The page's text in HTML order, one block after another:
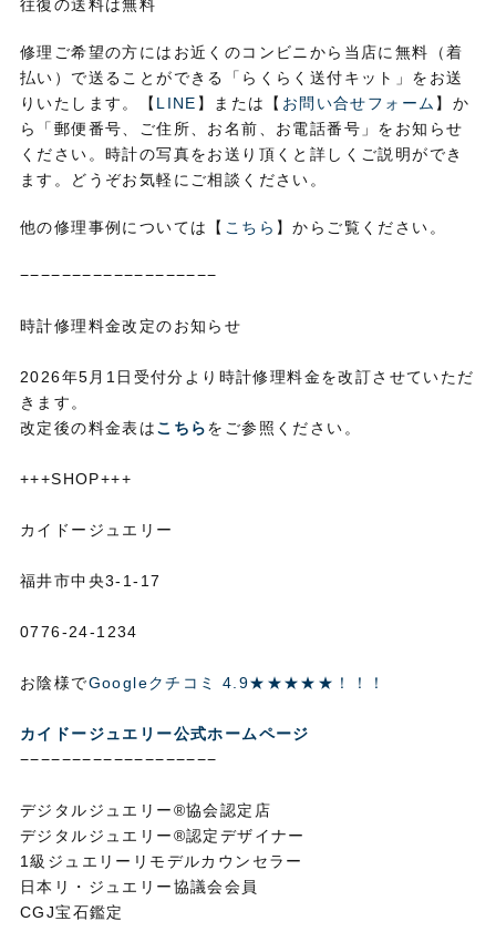
往復の送料は無料
修理ご希望の方にはお近くのコンビニから当店に無料（着
払い）で送ることができる「らくらく送付キット」をお送
りいたします。【 LINE 】または【 お問い合せフォーム 】か
ら「郵便番号、ご住所、お名前、お電話番号」をお知らせ
ください。時計の写真をお送り頂くと詳しくご説明ができ
ます。どうぞお気軽にご相談ください。
他の修理事例については【 こちら 】からご覧ください。
−−−−−−−−−−−−−−−−−−−
時計修理料金改定のお知らせ
2026年5月1日受付分より時計修理料金を改訂させていただ
きます。
改定後の料金表はこちらをご参照ください。
+++SHOP+++
カイドージュエリー
福井市中央3-1-17
0776-24-1234
お陰様でGoogleクチコミ 4.9★★★★★！！！
カイドージュエリー公式ホームページ
−−−−−−−−−−−−−−−−−−−
デジタルジュエリー®協会認定店
デジタルジュエリー®認定デザイナー
1級ジュエリーリモデルカウンセラー
日本リ・ジュエリー協議会会員
CGJ宝石鑑定